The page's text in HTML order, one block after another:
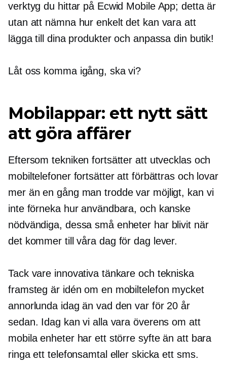
verktyg du hittar på Ecwid Mobile App; detta är
utan att nämna hur enkelt det kan vara att
lägga till dina produkter och anpassa din butik!
Låt oss komma igång, ska vi?
Mobilappar: ett nytt sätt
att göra affärer
Eftersom tekniken fortsätter att utvecklas och
mobiltelefoner fortsätter att förbättras och lovar
mer än en gång man trodde var möjligt, kan vi
inte förneka hur användbara, och kanske
nödvändiga, dessa små enheter har blivit när
det kommer till våra dag för dag lever.
Tack vare innovativa tänkare och tekniska
framsteg är idén om en mobiltelefon mycket
annorlunda idag än vad den var för 20 år
sedan. Idag kan vi alla vara överens om att
mobila enheter har ett större syfte än att bara
ringa ett telefonsamtal eller skicka ett sms.